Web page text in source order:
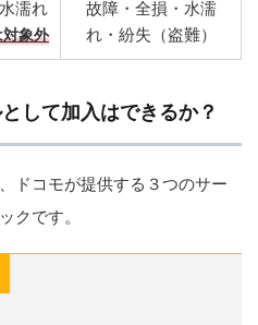
濡れ
象外
故障・全損・水濡
れ・紛失（盗難）
して加入はできるか？
ドコモが提供する３つのサー
クです。